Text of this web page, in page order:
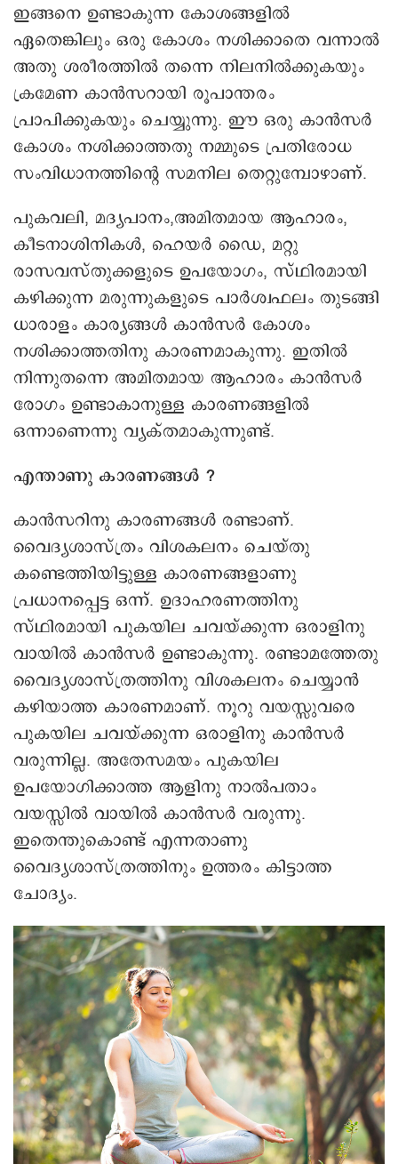
ഇങ്ങനെ ഉണ്ടാകുന്ന കോശങ്ങളിൽ
ഏതെങ്കിലും ഒരു കോശം നശിക്കാതെ വന്നാൽ
അതു ശരീരത്തിൽ തന്നെ നിലനിൽക്കുകയും
ക്രമേണ കാൻസറായി രൂപാന്തരം
പ്രാപിക്കുകയും ചെയ്യുന്നു. ഈ ഒരു കാൻസർ
കോശം നശിക്കാത്തതു നമ്മുടെ പ്രതിരോധ
സംവിധാനത്തിന്റെ സമനില തെറ്റുമ്പോഴാണ്.
പുകവലി, മദ്യപാനം,അമിതമായ ആഹാരം,
കീടനാശിനികൾ, ഹെയർ ഡൈ, മറ്റു
രാസവസ്തുക്കളുടെ ഉപയോഗം, സ്ഥിരമായി
കഴിക്കുന്ന മരുന്നുകളുടെ പാർശ്വഫലം തുടങ്ങി
ധാരാളം കാര്യങ്ങൾ കാൻസർ കോശം
നശിക്കാത്തതിനു കാരണമാകുന്നു. ഇതിൽ
നിന്നുതന്നെ അമിതമായ ആഹാരം കാൻസർ
രോഗം ഉണ്ടാകാനുള്ള കാരണങ്ങളിൽ
ഒന്നാണെന്നു വ്യക്തമാകുന്നുണ്ട്.
എന്താണു കാരണങ്ങൾ ?
കാൻസറിനു കാരണങ്ങൾ രണ്ടാണ്.
വൈദ്യശാസ്ത്രം വിശകലനം ചെയ്തു
കണ്ടെത്തിയിട്ടുള്ള കാരണങ്ങളാണു
പ്രധാനപ്പെട്ട ഒന്ന്. ഉദാഹരണത്തിനു
സ്ഥിരമായി പുകയില ചവയ്ക്കുന്ന ഒരാളിനു
വായിൽ കാൻസർ ഉണ്ടാകുന്നു. രണ്ടാമത്തേതു
ൈവദ്യശാസ്ത്രത്തിനു വിശകലനം ചെയ്യാൻ
കഴിയാത്ത കാരണമാണ്. നൂറു വയസ്സുവരെ
പുകയില ചവയ്ക്കുന്ന ഒരാളിനു കാൻസർ
വരുന്നില്ല. അതേസമയം പുകയില
ഉപയോഗിക്കാത്ത ആളിനു നാൽപതാം
വയസ്സിൽ വായിൽ കാൻസർ വരുന്നു.
ഇതെന്തുകൊണ്ട് എന്നതാണു
വൈദ്യശാസ്ത്രത്തിനും ഉത്തരം കിട്ടാത്ത
ചോദ്യം.